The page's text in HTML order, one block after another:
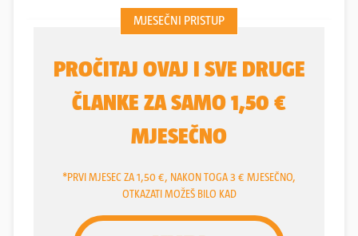
dok god im je dobro - slušaju, malo grintaju i rade
što im se kaže. Kad igri dođe kraj, jednostavno
su radili svoj posao.